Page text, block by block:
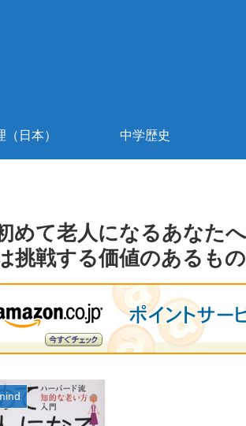
日本） 中学歴史
めて老人になるあなた
挑戦する価値のある